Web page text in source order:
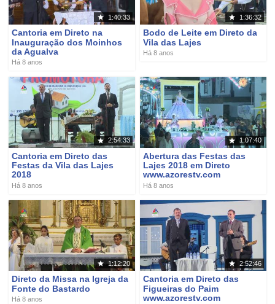
1:40:33
Cantoria em Direto na
Inauguração dos Moinhos
da Agualva
Há 8 anos
1:36:32
Bodo de Leite em Direto da
Vila das Lajes
Há 8 anos
2:54:33
Cantoria em Direto das
Festas da Vila das Lajes
2018
Há 8 anos
1:07:40
Abertura das Festas das
Lajes 2018 em Direto
www.azorestv.com
Há 8 anos
1:12:20
Direto da Missa na Igreja da
Fonte do Bastardo
Há 8 anos
2:52:46
Cantoria em Direto das
Figueiras do Paim
www.azorestv.com